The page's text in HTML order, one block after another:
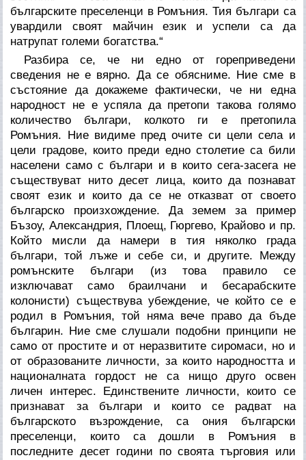
българските преселенци в Ромъния. Тия българи са
увардили своят майчин език и успели са да
натрупат големи богатства.“
Разбира се, че ни едно от гореприведени
сведения не е вярно. Да се обясниме. Ние сме в
състояние да докажеме фактически, че ни една
народност не е успяла да претопи такова голямо
количество българи, колкото ги е претопила
Ромъния. Ние видиме пред очите си цели села и
цели градове, които преди едно столетие са били
населени само с българи и в които сега-засега не
съществуват нито десет лица, които да познават
своят език и които да се не отказват от своето
българско произхождение. Да земем за пример
Бъзоу, Александрия, Плоещ, Гюргево, Крайово и пр.
Който мисли да намери в тия няколко града
българи, той лъже и себе си, и другите. Между
ромънските българи (из това правило се
изключават само браилчани и бесарабските
колонисти) съществува убеждение, че който се е
родил в Ромъния, той няма вече право да бъде
българин. Ние сме слушали подобни принципи не
само от простите и от неразвитите сиромаси, но и
от образованите личности, за които народността и
националната гордост не са нищо друго освен
личен интерес. Единствените личности, които се
признават за българи и които се радват на
българското възрождение, са ония български
преселенци, които са дошли в Ромъния в
последните десет години по своята търговия или